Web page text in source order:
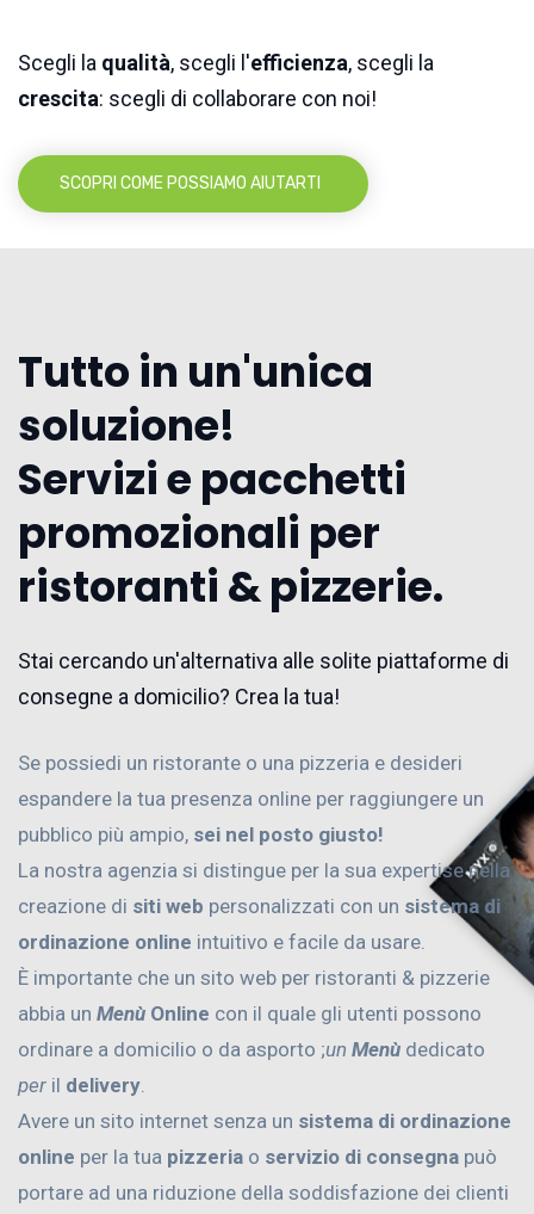
Scegli la qualità, scegli l'efficienza, scegli la
crescita: scegli di collaborare con noi!
SCOPRI COME POSSIAMO AIUTARTI
Tutto in un'unica
soluzione!
Servizi e pacchetti
promozionali per
ristoranti & pizzerie.
Stai cercando un'alternativa alle solite piattaforme di
consegne a domicilio? Crea la tua!
Se possiedi un ristorante o una pizzeria e desideri
espandere la tua presenza online per raggiungere un
pubblico più ampio, sei nel posto giusto!
La nostra agenzia si distingue per la sua expertise nella
creazione di siti web personalizzati con un sistema di
ordinazione online intuitivo e facile da usare.
È importante che un sito web per ristoranti & pizzerie
abbia un Menù Online con il quale gli utenti possono
ordinare a domicilio o da asporto ;un Menù dedicato
per il delivery
Avere un sito internet senza un sistema di ordinazione
online per la tua pizzeria o servizio di consegna può
portare ad una riduzione della soddisfazione dei clienti